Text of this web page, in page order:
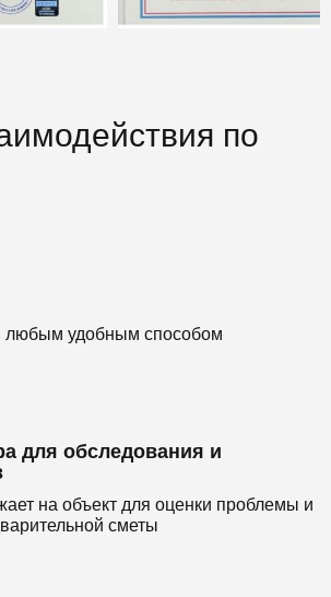
по
любым удобным способом
для обследования и
на объект для оценки проблемы и
сметы